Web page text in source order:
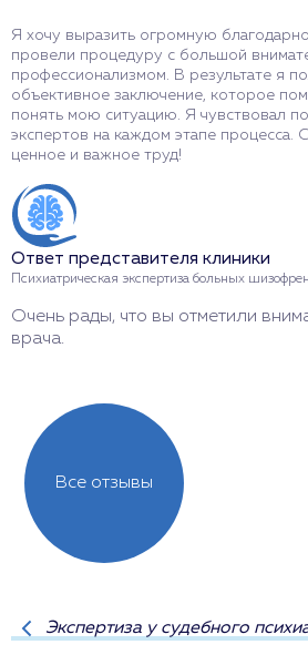
Я хочу выразить огромную
провели процедуру с большой
профессионализмом. В результате я
объективное заключение, которое
понять мою ситуацию. Я чувствовал
экспертов на каждом этапе процесса.
ценное и важное труд!
Ответ представителя клиники
Психиатрическая экспертиза больных
Очень рады, что вы отметили
врача.
Все отзывы
Экспертиза у судебного